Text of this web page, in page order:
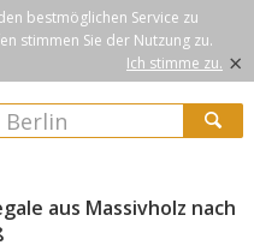
bestmöglichen Service zu
stimmen Sie der Nutzung zu.
Ich stimme zu. ×
aus Massivholz nach